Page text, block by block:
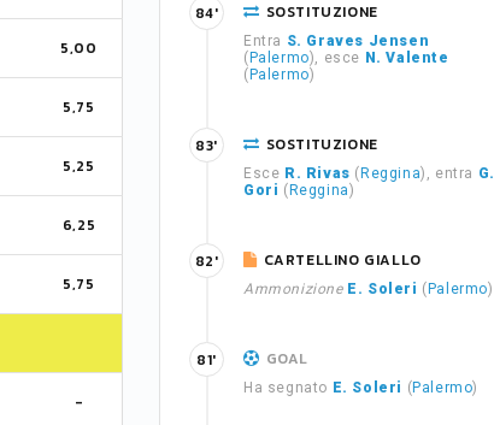
5,00
5,75
5,25
6,25
5,75
-
SOSTITUZIONE
Entra S. Graves Jensen
( Palermo), esce N. Valente
( Palermo)
84'
SOSTITUZIONE
Esce R. Rivas ( Reggina), entra G.
Gori ( Reggina)
83'
CARTELLINO GIALLO
Ammonizione E. Soleri ( Palermo)
82'
GOAL
Ha segnato E. Soleri ( Palermo)
81'